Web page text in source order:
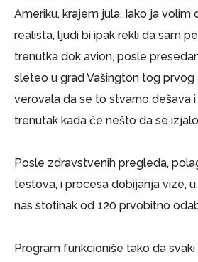
Ameriku, krajem jula. Iako ja volim
realista, ljudi bi ipak rekli da sam
trenutka dok avion, posle
sleteo u grad Vašington tog prvog
verovala da se to stvarno dešava
trenutak kada će nešto da se
Posle zdravstvenih pregleda,
testova, i procesa dobijanja vize,
nas stotinak od 120 prvobitno
Program funkcioniše tako da